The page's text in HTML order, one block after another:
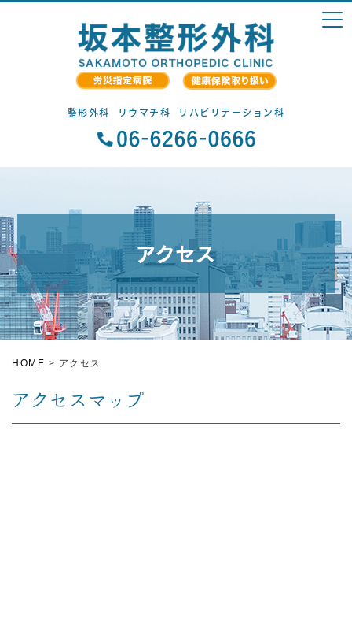
整形外科 リウマチ科 リハビリテーション科
アクセス
HOME > アクセス
アクセスマップ